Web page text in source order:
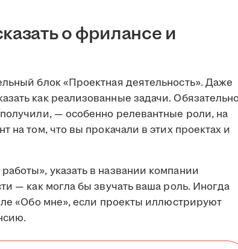
о фрилансе и
блок «Проектная деятельность». Даже
как реализованные задачи.
— особенно релевантные роли, на
на том, что вы прокачали в этих проектах и
указать в названии компании
— как могла бы звучать ваша роль. Иногда
«Обо мне», если проекты иллюстрируют